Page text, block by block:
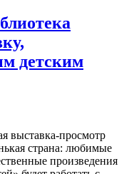
детским
выставка-просмотр
страна: любимые
произведения